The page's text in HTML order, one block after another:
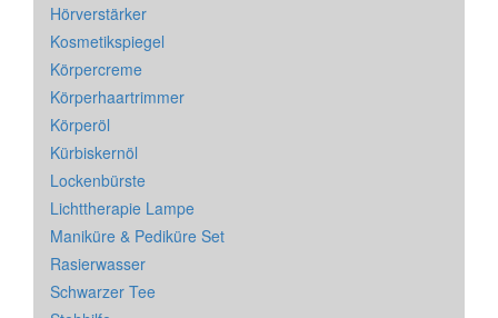
Hörverstärker
Kosmetikspiegel
Körpercreme
Körperhaartrimmer
Körperöl
Kürbiskernöl
Lockenbürste
Lichttherapie Lampe
Maniküre & Pediküre Set
Rasierwasser
Schwarzer Tee